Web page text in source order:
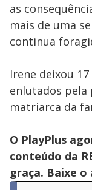
as
mais de uma
continua
Irene deixou
enlutados pela
matriarca da
O PlayPlus
conteúdo da
graça. Baixe o